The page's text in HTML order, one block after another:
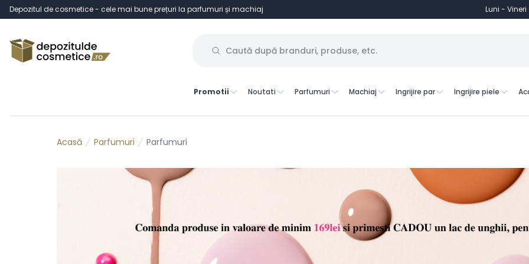
Depozitul de cosmetice - cele mai bune prețuri la parfumuri și machiaj Luni - Vineri
Promotii Noutati Parfumuri Machiaj Ingrijire par Ingrijire piele
Acasă Parfumuri Parfumuri